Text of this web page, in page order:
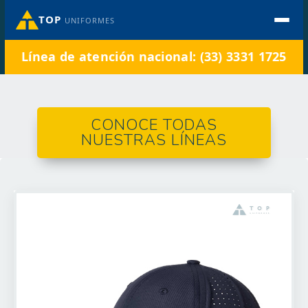
TOP UNIFORMES
Línea de atención nacional: (33) 3331 1725
CONOCE TODAS
NUESTRAS LÍNEAS